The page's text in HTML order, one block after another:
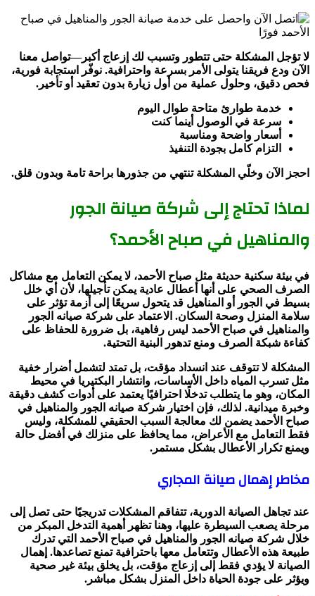
لا تؤجل المشكلة حتى تتطور وتسبب لك إزعاج أكبر—تواصل معنا
الآن ودع فريقنا يتولى الأمر بسرعة واحترافية. نوفّر استجابة فورية،
فحص دقيق، وحلول عملية من أول زيارة بدون تعقيد أو تأخير.
خدمة طوارئ متاحة طوال اليوم
سرعة في الوصول أينما كنت
أسعار واضحة ومناسبة
التزام كامل بجودة التنفيذ
احجز الآن وخلّي المشكلة تنتهي من جذورها براحة تامة وبدون قلق.
لماذا تحتاج إلى شركة صيانة الجور
والمناهيل في صباح الأحمد؟
في بيئة سكنية حديثة مثل صباح الأحمد، لا يمكن التعامل مع مشاكل
الصرف الصحي على أنها أعطال عادية يمكن تأجيلها، لأن أي خلل
بسيط في الجور أو المناهيل قد يتحول سريعًا إلى أزمة تؤثر على
سلامة المنزل وصحة السكان. الاعتماد على شركة صيانه الجور
والمناهيل في صباح الأحمد ليس رفاهية، بل ضرورة للحفاظ على
كفاءة شبكة الصرف ومنع تدهور البنية التحتية.
المشكلة لا تتوقف عند انسداد مؤقت، بل تمتد لتشمل أضرار خفية
مثل تسرب المياه داخل الأساسات، وانتشار البكتيريا في محيط
المكان، وهو ما يتطلب تدخلًا احترافيًا يعتمد على أدوات كشف دقيقة
وخبرة ميدانية. لذلك، فإن اختيار شركة صيانه الجور والمناهيل في
صباح الأحمد يضمن لك معالجة السبب الحقيقي للمشكلة، وليس
فقط التعامل مع الأعراض، مما يحافظ على منزلك في أفضل حالة
ويمنع تكرار الأعطال بشكل مستمر.
مخاطر إهمال صيانة المجاري
عند تجاهل الصيانة الدورية، تتفاقم المشكلات تدريجيًا حتى تصل إلى
مرحلة يصعب السيطرة عليها، وهنا تظهر أهمية التدخل المبكر من
خلال شركة صيانه الجور والمناهيل في صباح الأحمد التي تدرك
طبيعة هذه الأعطال وتتعامل معها باحترافية تمنع تصاعدها. إهمال
الصيانة لا يؤدي فقط إلى إزعاج مؤقت، بل يخلق بيئة غير صحية
ويؤثر على جودة الحياة داخل المنزل بشكل مباشر.